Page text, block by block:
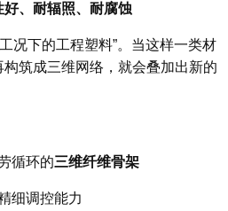
、耐辐照、耐腐蚀
况下的工程塑料”。当这样一类材
构筑成三维网络，就会叠加出新的
循环的三维纤维骨架
细调控能力